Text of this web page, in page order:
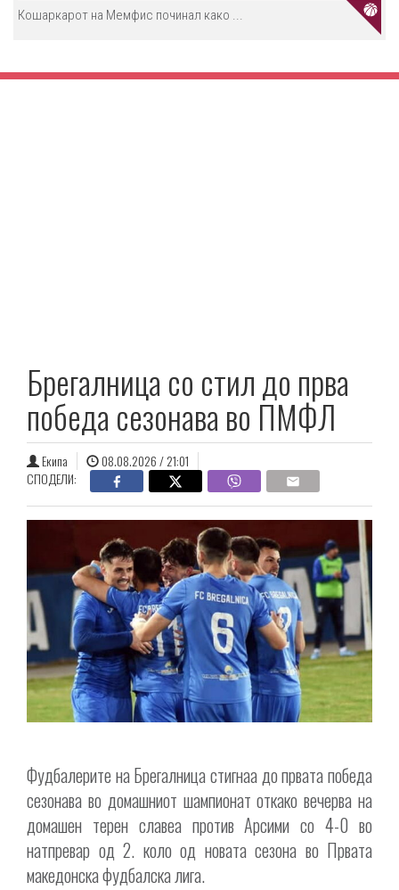
Кошаркарот на Мемфис починал како ...
Брегалница со стил до прва
победа сезонава во ПМФЛ
Екипа
08.08.2026 / 21:01
СПОДЕЛИ:
Фудбалерите на Брегалница стигнаа до првата победа
сезонава во домашниот шампионат откако вечерва на
домашен терен славеа против Арсими со 4-0 во
натпревар од 2. коло од новата сезона во Првата
македонска фудбалска лига.